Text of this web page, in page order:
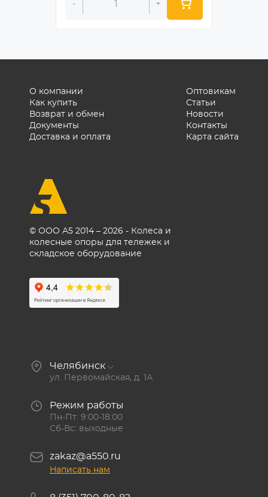
- +
© ООО А5 2014 – 2026 - Колеса и
колесные опоры для тележек и
складское оборудование
О компании
Как купить
Возврат и обмен
Документы
Доставка и оплата
Оптовикам
Статьи
Новости
Контакты
Карта сайта
Челябинск
ул. Первомайская, д. 1А
Режим работы
Пн-Пт: 9:00-18:00
Сб-Вс: выходные
zakaz@a550.ru
Написать нам